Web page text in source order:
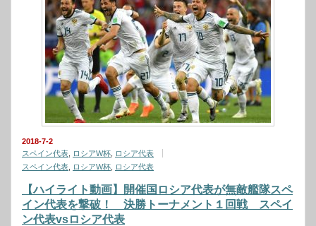
2018-7-2
スペイン代表
ロシアW杯
ロシア代表
スペイン代表
ロシアW杯 ロシア代表
【ハイライト動画】開催国ロシア代表が無敵艦隊スペ
イン代表を撃破！ 決勝トーナメント１回戦 スペイ
ン代表vsロシア代表